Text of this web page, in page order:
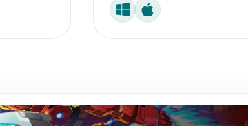
Windows
Mac